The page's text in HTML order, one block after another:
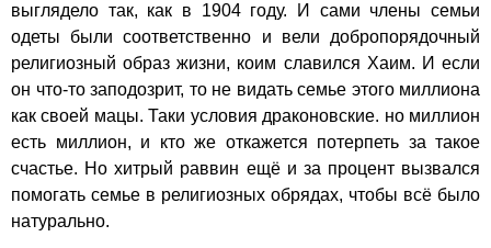
выглядело так, как в 1904 году. И сами члены семьи
одеты были соответственно и вели добропорядочный
религиозный образ жизни, коим славился Хаим. И если
он что-то заподозрит, то не видать семье этого миллиона
как своей мацы. Таки условия драконовские. но миллион
есть миллион, и кто же откажется потерпеть за такое
счастье. Но хитрый раввин ещё и за процент вызвался
помогать семье в религиозных обрядах, чтобы всё было
натурально.